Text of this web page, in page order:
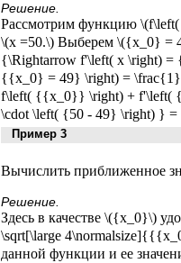
Решение.
Рассмотрим функцию \(f\left(
\(x =50.\) Выберем \({x_0} =
{\Rightarrow f'\left( x \right)
{{x_0} = 49} \right) =
f\left( {{x_0}} \right) + f'\left(
\cdot \left( {50 - 49} \right)
Пример 3
Вычислить приближенное
Решение.
Здесь в качестве \({x_0}\)
\sqrt[\large
данной функции и ее